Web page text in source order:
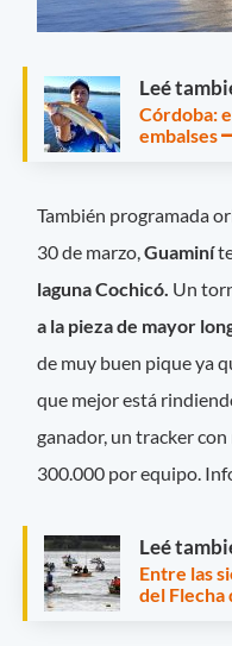
Leé
Córdoba:
embalses
También programada
30 de marzo,Guaminí
laguna Cochicó. Un
a la pieza de mayor
de muy buen pique ya
que mejor está
ganador, un tracker
300.000 por equipo.
Leé
Entre las
del Flecha